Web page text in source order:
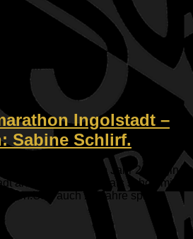
Ingolstadt –
Sabine Schlirf.
Halbmarathon im Jahr 2001 ging
an den Start – damals schon mit
auch 25 Jahre später